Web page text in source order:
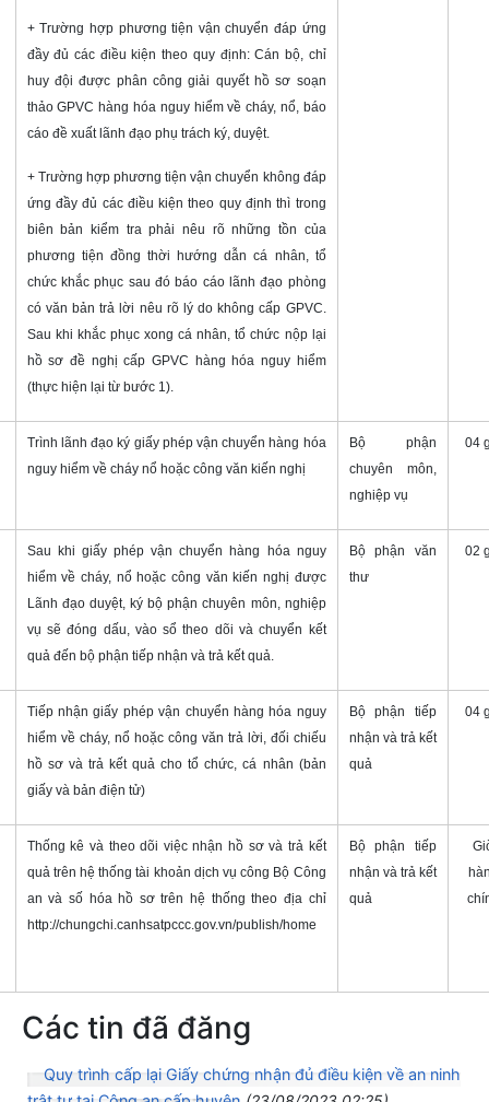
+ Trường hợp phương tiện vận chuyển đáp ứng
đầy đủ các điều kiện theo quy định: Cán bộ, chỉ
huy đội được phân công giải quyết hồ sơ soạn
thảo GPVC hàng hóa nguy hiểm về cháy, nổ, báo
cáo đề xuất lãnh đạo phụ trách ký, duyệt.
+ Trường hợp phương tiện vận chuyển không đáp
ứng đầy đủ các điều kiện theo quy địnhthì trong
biên bản kiểm tra phải nêu rõ những tồn của
phương tiện đồng thời hướng dẫn cá nhân, tổ
chức khắc phục sau đó báo cáo lãnh đạo phòng
có văn bản trả lời nêu rõ lý do không cấp GPVC.
Sau khi khắc phục xong cá nhân, tổ chức nộp lại
hồ sơ đề nghị cấp GPVC hàng hóa nguy hiểm
(thực hiện lại từ bước 1).
Trình lãnh đạo ký giấy phép vận chuyển hàng hóa
nguy hiểm về cháy nổ hoặc công văn kiến nghị
Bộ phận
chuyên môn,
nghiệp vụ
04
Sau khi giấy phép vận chuyển hàng hóa nguy
hiểm về cháy, nổ hoặc công văn kiến nghị được
Lãnh đạo duyệt, ký bộ phận chuyên môn, nghiệp
vụ sẽ đóng dấu, vào sổ theo dõi và chuyển kết
quả đến bộ phận tiếp nhận và trả kết quả.
Bộ phận văn
thư
02
Tiếp nhận giấy phép vận chuyển hàng hóa nguy
hiểm về cháy, nổ hoặc công văn trả lời, đối chiếu
hồ sơ và trả kết quả cho tổ chức, cá nhân (bản
giấy và bản điện tử)
Bộ phận tiếp
nhận và trả kết
quả
04
Thống kê và theo dõi việc nhận hồ sơ và trả kết
quả trên hệ thống tài khoản dịch vụ công Bộ Công
an và số hóa hồ sơ trên hệ thống theo địa chỉ
http://chungchi.canhsatpccc.gov.vn/publish/home
Bộ phận tiếp
nhận và trả kết
quả
Các tin đã đăng
Quy trình cấp lại Giấy chứng nhận đủ điều kiện về an ninh